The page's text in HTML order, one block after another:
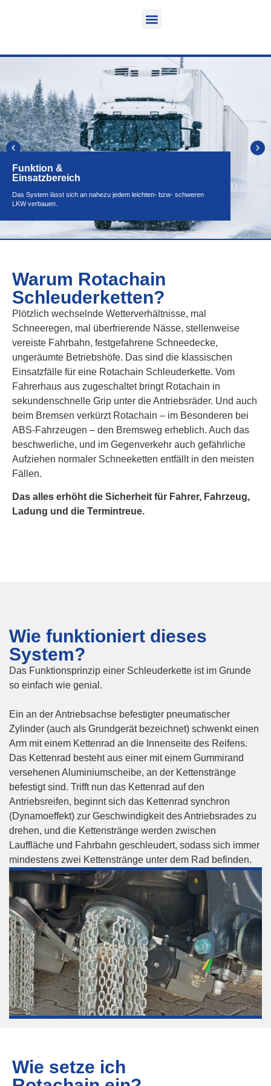
Funktion &
Einsatzbereich
Das System lässt sich an nahezu jedem leichten- bzw- schweren
LKW verbauen.
Warum Rotachain
Schleuderketten?
Plötzlich wechselnde Wetterverhältnisse, mal
Schneeregen, mal überfrierende Nässe, stellenweise
vereiste Fahrbahn, festgefahrene Schneedecke,
ungeräumte Betriebshöfe. Das sind die klassischen
Einsatzfälle für eine Rotachain Schleuderkette. Vom
Fahrerhaus aus zugeschaltet bringt Rotachain in
sekundenschnelle Grip unter die Antriebsräder. Und auch
beim Bremsen verkürzt Rotachain – im Besonderen bei
ABS-Fahrzeugen – den Bremsweg erheblich. Auch das
beschwerliche, und im Gegenverkehr auch gefährliche
Aufziehen normaler Schneeketten entfällt in den meisten
Fällen.
Das alles erhöht die Sicherheit für Fahrer, Fahrzeug,
Ladung und die Termintreue.
Wie funktioniert dieses
System?
Das Funktionsprinzip einer Schleuderkette ist im Grunde
so einfach wie genial.
Ein an der Antriebsachse befestigter pneumatischer
Zylinder (auch als Grundgerät bezeichnet) schwenkt einen
Arm mit einem Kettenrad an die Innenseite des Reifens.
Das Kettenrad besteht aus einer mit einem Gummirand
versehenen Aluminiumscheibe, an der Kettenstränge
befestigt sind. Trifft nun das Kettenrad auf den
Antriebsreifen, beginnt sich das Kettenrad synchron
(Dynamoeffekt) zur Geschwindigkeit des Antriebsrades zu
drehen, und die Kettenstränge werden zwischen
Lauffläche und Fahrbahn geschleudert, sodass sich immer
mindestens zwei Kettenstränge unter dem Rad befinden.
Wie setze ich